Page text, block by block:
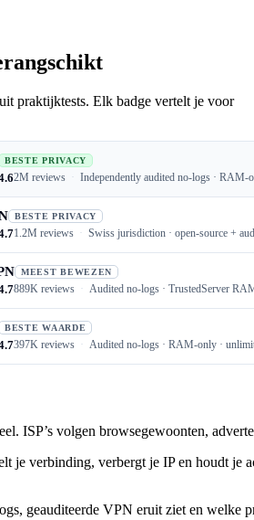
praktijktests. Elk badge vertelt je voor
BESTE PRIVACY
2M reviews Independently audited no-logs · RAM-
BESTE PRIVACY
1.2M reviews Swiss jurisdiction · open-source +
MEEST BEWEZEN
889K reviews Audited no-logs · TrustedServer
BESTE WAARDE
397K reviews Audited no-logs · RAM-only ·
ISP’s volgen browsegewoonten,
je verbinding, verbergt je IP en houdt je
geauditeerde VPN eruit ziet en welke